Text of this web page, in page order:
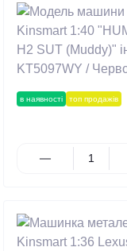
в наявності топ продажів